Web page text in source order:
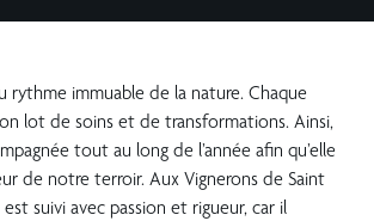
rythme immuable de la nature. Chaque
lot de soins et de transformations. Ainsi,
tout au long de l’année afin qu’elle
de notre terroir. Aux Vignerons de Saint
est suivi avec passion et rigueur, car il